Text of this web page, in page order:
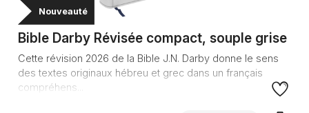
Nouveauté
Bible Darby Révisée compact, souple grise
Cette révision 2026 de la Bible J.N. Darby donne le sens
des textes originaux hébreu et grec dans un français
compréhens...